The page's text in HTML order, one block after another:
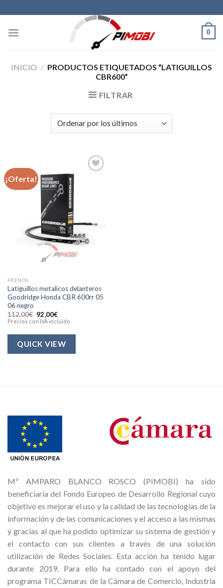
to
content
0
INICIO / PRODUCTOS ETIQUETADOS “LATIGUILLOS
CBR600”
FILTRAR
¡Oferta!
FRENOS
Latiguillos metalicos delanteros
Goodridge Honda CBR 600rr 05
06 negro
112,00€ El
precio
era:
112,00€.
92,00€El
precio
es:
92,00€.
Precios con IVA incluido.
QUICK VIEW
Mª AMPARO BLANCO ROSCO (PIMOBI) ha sido
beneficiaria del Fondo Europeo de Desarrollo Regional cuyo
objetivo es mejorar el uso y la calidad de las tecnologías de la
información y de las comunicaciones y el acceso a las mismas
y gracias al que ha podido optimizar su sistema de gestión y
el contacto con sus clientes a través de una solución
utilización de Redes Sociales. Esta acción ha tenido lugar
durante 2019. Para ello ha contado con el apoyo del
programa TICCámaras de la Cámara de Comercio, Industria